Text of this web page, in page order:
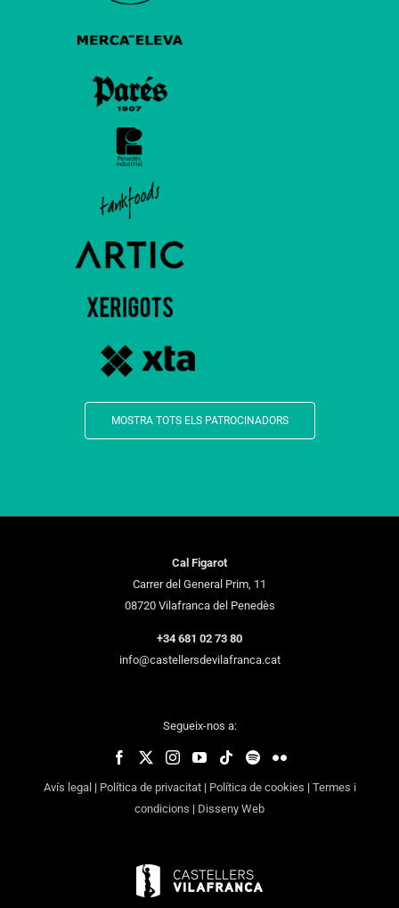
MOSTRA TOTS ELS PATROCINADORS
Cal Figarot
Carrer del General Prim, 11
08720 Vilafranca del Penedès
+34 681 02 73 80
info@castellersdevilafranca.cat
Segueix-nos a:
Avís legal | Política de privacitat| Política de cookies | Termes i
condicions | Disseny Web